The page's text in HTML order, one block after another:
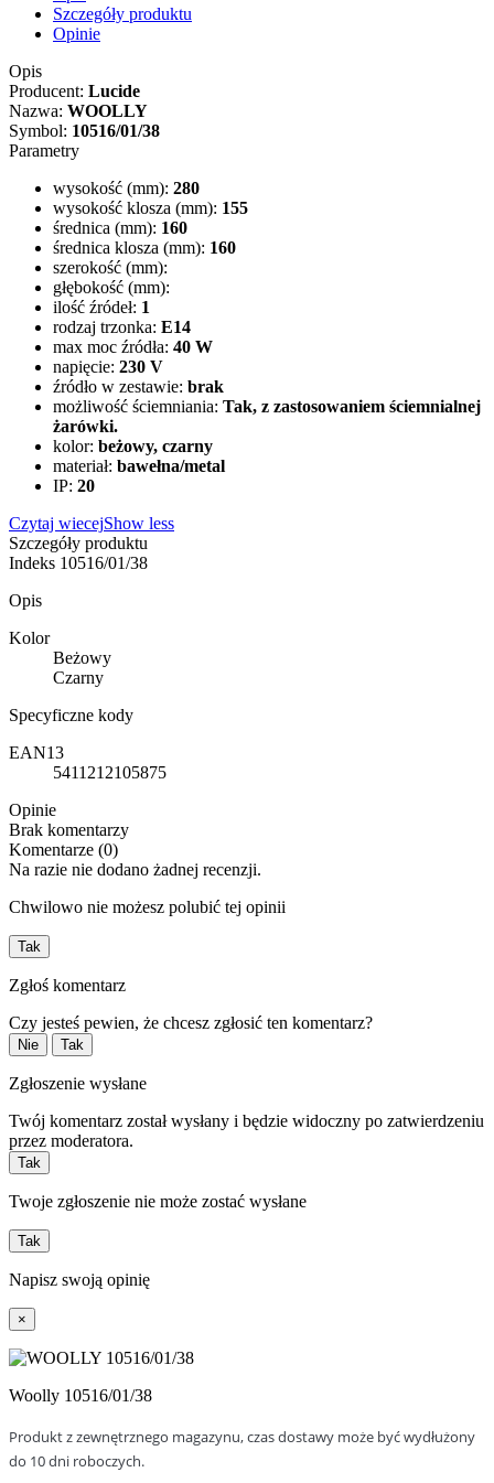
Szczegóły produktu
Opinie
Opis
Producent: Lucide
Nazwa: WOOLLY
Symbol: 10516/01/38
Parametry
wysokość (mm): 280
wysokość klosza (mm): 155
średnica (mm): 160
średnica klosza (mm): 160
szerokość (mm):
głębokość (mm):
ilość źródeł: 1
rodzaj trzonka: E14
max moc źródła: 40 W
napięcie: 230 V
źródło w zestawie: brak
możliwość ściemniania: Tak, z zastosowaniem ściemnialnej
żarówki.
kolor: beżowy, czarny
materiał: bawełna/metal
IP: 20
Czytaj wiecejShow less
Szczegóły produktu
Indeks 10516/01/38
Opis
Kolor
Beżowy
Czarny
Specyficzne kody
EAN13
5411212105875
Opinie
Brak komentarzy
Komentarze (0)
Na razie nie dodano żadnej recenzji.
Chwilowo nie możesz polubić tej opinii
Tak
Zgłoś komentarz
Czy jesteś pewien, że chcesz zgłosić ten komentarz?
Nie Tak
Zgłoszenie wysłane
Twój komentarz został wysłany i będzie widoczny po zatwierdzeniu
przez moderatora.
Tak
Twoje zgłoszenie nie może zostać wysłane
Tak
Napisz swoją opinię
×
Woolly 10516/01/38
Produkt z zewnętrznego magazynu, czas dostawy może być wydłużony
do 10 dni roboczych.